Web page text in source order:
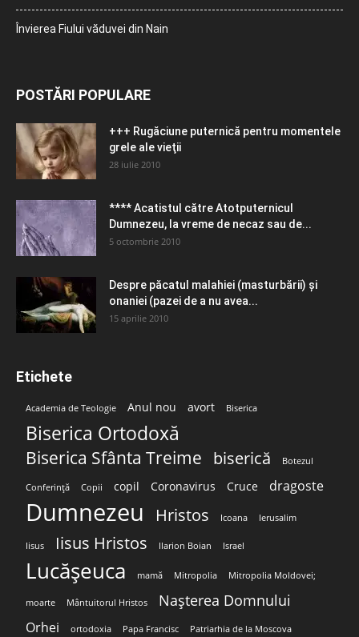
Învierea Fiului văduvei din Nain
POSTĂRI POPULARE
+++ Rugăciune puternică pentru momentele
grele ale vieţii
28 iulie 2010
**** Acatistul către Atotputernicul
Dumnezeu, la vreme de necaz sau de...
5 octombrie 2010
Despre păcatul malahiei (masturbării) şi
onaniei (pazei de a nu avea...
15 aprilie 2010
Etichete
Academia de Teologie Anul nou avort Biserica
Biserica Ortodoxă
Biserica Sfânta Treime biserică Botezul
Conferință Copii copil Coronavirus Cruce dragoste
Dumnezeu Hristos Icoana Ierusalim
Iisus Iisus Hristos Ilarion Boian Israel
Lucășeuca mamă Mitropolia Mitropolia Moldovei;
moarte Mântuitorul Hristos Nașterea Domnului
Orhei ortodoxia Papa Francisc Patriarhia de la Moscova